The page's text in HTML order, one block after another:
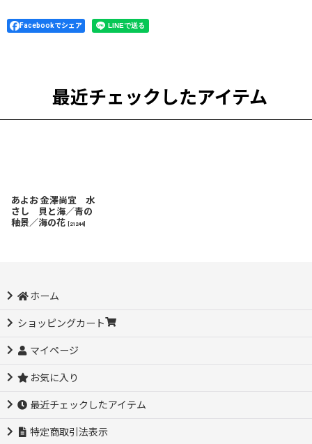
Facebookでシェア
最近チェックしたアイテム
あよお 金澤尚宜 水
さし 貝と海／青の
釉景／海の花
21244]
ホーム
ショッピングカート
マイページ
お気に入り
最近チェックしたアイテム
特定商取引法表示